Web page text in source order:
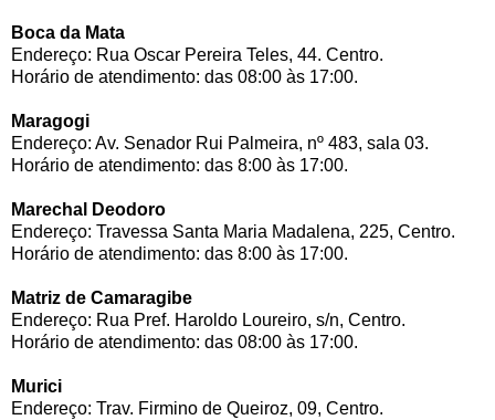
Boca da Mata
Endereço: Rua Oscar Pereira Teles, 44. Centro.
Horário de atendimento: das 08:00 às 17:00.
Maragogi
Endereço: Av. Senador Rui Palmeira, nº 483, sala 03.
Horário de atendimento: das 8:00 às 17:00.
Marechal Deodoro
Endereço: Travessa Santa Maria Madalena, 225, Centro.
Horário de atendimento: das 8:00 às 17:00.
Matriz de Camaragibe
Endereço: Rua Pref. Haroldo Loureiro, s/n, Centro.
Horário de atendimento: das 08:00 às 17:00.
Murici
Endereço: Trav. Firmino de Queiroz, 09, Centro.